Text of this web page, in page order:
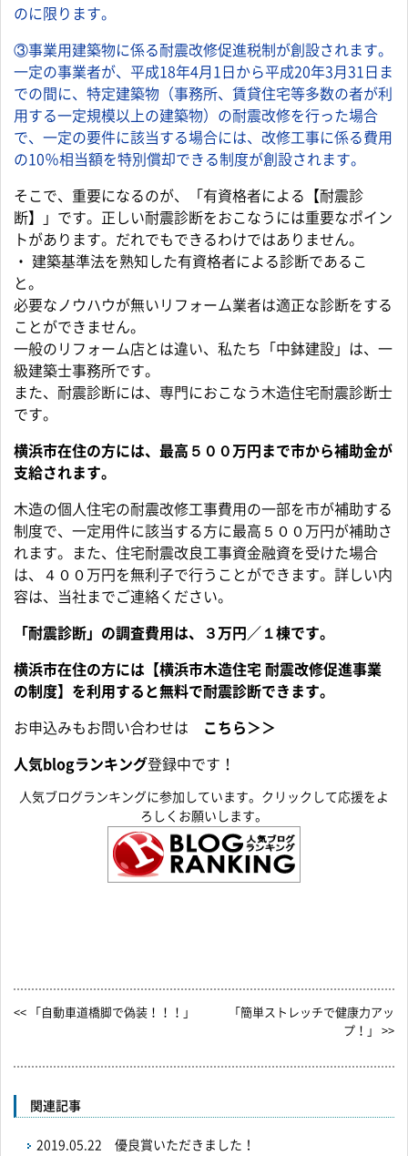
のに限ります。
③事業用建築物に係る耐震改修促進税制が創設されます。
一定の事業者が、平成18年4月1日から平成20年3月31日ま
での間に、特定建築物（事務所、賃貸住宅等多数の者が利
用する一定規模以上の建築物）の耐震改修を行った場合
で、一定の要件に該当する場合には、改修工事に係る費用
の10％相当額を特別償却できる制度が創設されます。
そこで、重要になるのが、「有資格者による【耐震診
断】」です。正しい耐震診断をおこなうには重要なポイン
トがあります。だれでもできるわけではありません。
・ 建築基準法を熟知した有資格者による診断であるこ
と。
必要なノウハウが無いリフォーム業者は適正な診断をする
ことができません。
一般のリフォーム店とは違い、私たち「中鉢建設」は、一
級建築士事務所です。
また、耐震診断には、専門におこなう木造住宅耐震診断士
です。
横浜市在住の方には、最高５００万円まで市から補助金が
支給されます。
木造の個人住宅の耐震改修工事費用の一部を市が補助する
制度で、一定用件に該当する方に最高５００万円が補助さ
れます。また、住宅耐震改良工事資金融資を受けた場合
は、４００万円を無利子で行うことができます。詳しい内
容は、当社までご連絡ください。
「耐震診断」の調査費用は、３万円／１棟です。
横浜市在住の方には【横浜市木造住宅 耐震改修促進事業
の制度】を利用すると無料で耐震診断できます。
お申込みもお問い合わせは こちら＞＞
人気blogランキング登録中です！
人気ブログランキングに参加しています。クリックして応援をよ
ろしくお願いします。
<< 「自動車道橋脚で偽装！！！」
「簡単ストレッチで健康力アッ
プ！」 >>
関連記事
2019.05.22 優良賞いただきました！